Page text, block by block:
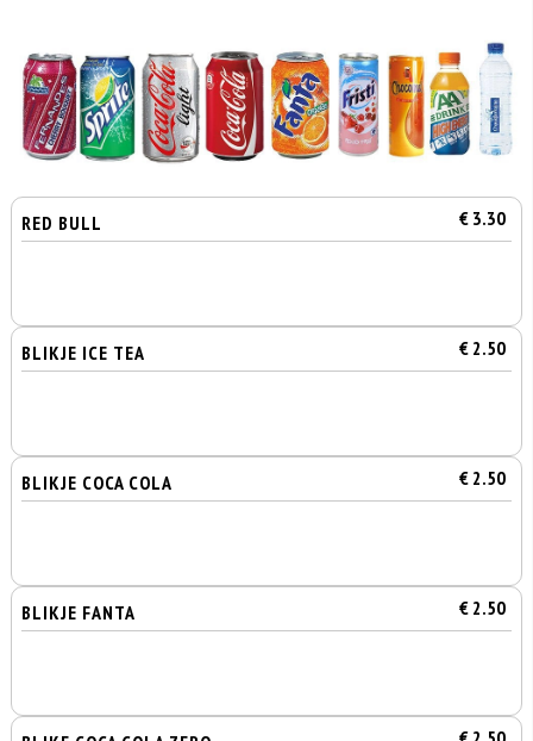
RED BULL € 3.30
BLIKJE ICE TEA € 2.50
BLIKJE COCA COLA € 2.50
BLIKJE FANTA € 2.50